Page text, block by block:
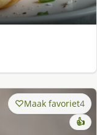
Maak favoriet4
👍